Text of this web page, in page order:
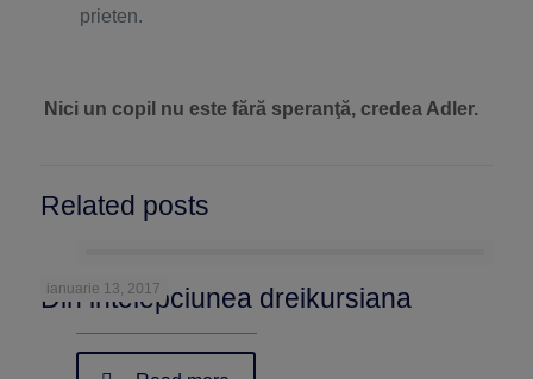
prieten.
Nici un copil nu este fără speranţă, credea Adler.
Related posts
ianuarie 13, 2017
Din intelepciunea dreikursiana